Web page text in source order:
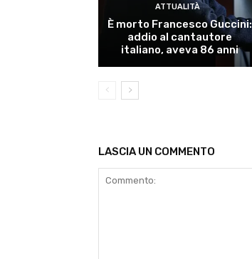
ATTUALITÀ
È morto Francesco Guccini:
addio al cantautore
italiano, aveva 86 anni
LASCIA UN COMMENTO